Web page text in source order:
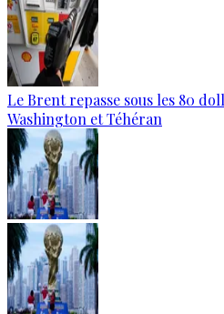
Le Brent repasse sous les 80
Washington et Téhéran